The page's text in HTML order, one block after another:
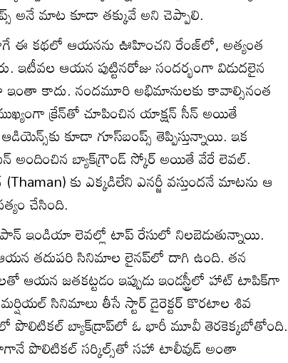
అనే మాట కూడా తక్కువే అని చెప్పాలి.
ఈ కథలో ఆయనను ఊహించని రేంజ్‌లో, అత్యంత
ఇటీవల ఆయన పుట్టినరోజు సందర్భంగా విడుదలైన
ఇంతా కాదు. నందమూరి అభిమానులకు కావాల్సినంత
క్రేన్‌తో చూపించిన యాక్షన్‌ సీన్‌ అయితే
కూడా గూస్‌బంప్స్‌ తెప్పిస్తున్నాయి. ఇక
అందించిన బ్యాక్‌గ్రౌండ్ స్కోర్ అయితే వేరే లెవల్.
కు ఎక్కడిలేని ఎనర్జీ వస్తుందనే మాటను ఆ
చేసింది.
పాన్ ఇండియా లెవల్లో టాప్ రేసులో నిలబెడుతున్నాయి.
తదుపరి సినిమాల లైనప్‌లో దాగి ఉంది. తన
ఆయన జతకట్టడం ఇప్పుడు ఇండస్ట్రీలో హాట్ టాపిక్‌గా
సినిమాలు తీసే స్టార్ డైరెక్టర్ కొరటాల శివ
పొలిటికల్ బ్యాక్‌డ్రాప్‌లో ఓ భారీ మూవీ తెరకెక్కబోతోంది.
పొలిటికల్ సర్కిల్స్‌తో సహా టాలీవుడ్ అంతా